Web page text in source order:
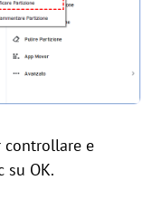
controllare e
su OK.